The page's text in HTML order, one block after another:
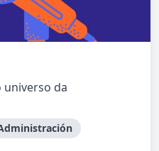
universo da